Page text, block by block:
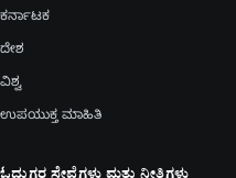
ಕರ್ನಾಟಕ
ದೇಶ
ವಿಶ್ವ
ಉಪಯುಕ್ತ ಮಾಹಿತಿ